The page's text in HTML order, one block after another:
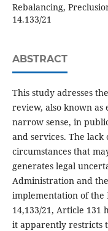
Rebalancing,
14.133/21
ABSTRACT
This study adresses
review, also known as
narrow sense, in
and services. The
circumstances that
generates legal
Administration and
implementation of the
14,133/21, Article 131
it apparently restricts